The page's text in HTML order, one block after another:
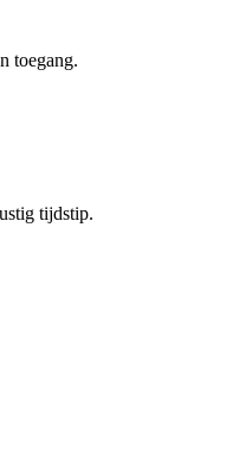
toegang.
tijdstip.